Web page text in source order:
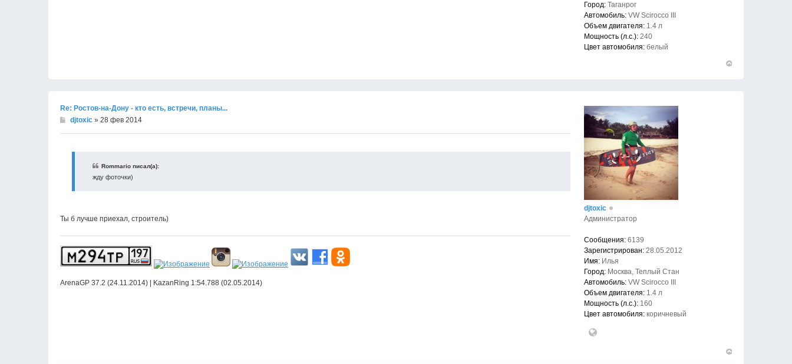
Город: Таганрог
Автомобиль: VW Scirocco III
Объем двигателя: 1.4 л
Мощность (л.с.): 240
Цвет автомобиля: белый
Re: Ростов-на-Дону - кто есть, встречи, планы...
djtoxic » 28 фев 2014
Rommario писал(а):
жду фоточки)
Ты б лучше приехал, строитель)
ArenaGP 37.2 (24.11.2014) | KazanRing 1:54.788 (02.05.2014)
djtoxic
Администратор
Сообщения: 6139
Зарегистрирован: 28.05.2012
Имя: Илья
Город: Москва, Теплый Стан
Автомобиль: VW Scirocco III
Объем двигателя: 1.4 л
Мощность (л.с.): 160
Цвет автомобиля: коричневый